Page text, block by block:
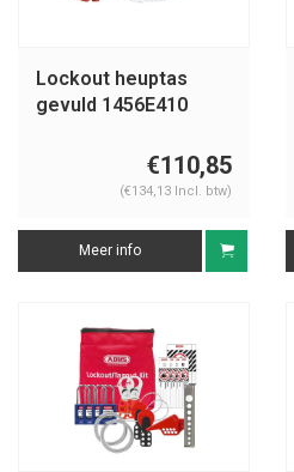
Lockout heuptas
gevuld 1456E410
€110,85
(€134,13 Incl. btw)
Meer info